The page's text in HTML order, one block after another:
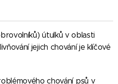
útulků v oblasti
jejich chování je klíčové
chování psů v